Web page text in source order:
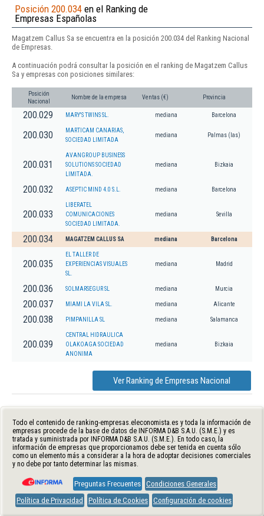
Posición 200.034 en el Ranking de
Empresas Españolas
Magatzem Callus Sa se encuentra en la posición 200.034 del Ranking Nacional
de Empresas.
A continuación podrá consultar la posición en el ranking de Magatzem Callus
Sa y empresas con posiciones similares:
Posición
Nacional
Nombre de la empresa Ventas (€) Provincia
200.029 MARY'S TWINS SL. mediana Barcelona
200.030
MARTICAM CANARIAS,
SOCIEDAD LIMITADA
mediana Palmas (las)
200.031
AVANGROUP BUSINESS
SOLUTIONS SOCIEDAD
LIMITADA.
mediana Bizkaia
200.032 ASEPTIC MIND 4.0 S.L. mediana Barcelona
200.033
LIBERATEL
COMUNICACIONES
SOCIEDAD LIMITADA.
mediana Sevilla
200.034 MAGATZEM CALLUS SA mediana Barcelona
200.035
EL TALLER DE
EXPERIENCIAS VISUALES
SL.
mediana Madrid
200.036 SOLMARSEGUR SL mediana Murcia
200.037 MIAMI LA VILA SL. mediana Alicante
200.038 PIMPANILLA SL mediana Salamanca
200.039
CENTRAL HIDRAULICA
OLAKOAGA SOCIEDAD
ANONIMA
mediana Bizkaia
Ver Ranking de Empresas Nacional
Todo el contenido de ranking-empresas.eleconomista.es y toda la información de
empresas procede de la base de datos de INFORMA D&B S.A.U. (S.M.E.) y es
tratada y suministrada por INFORMA D&B S.A.U. (S.M.E.). En todo caso, la
información de empresas que proporcionamos debe ser tenida en cuenta sólo
como un elemento más a considerar a la hora de adoptar decisiones comerciales
y no debe por tanto determinar las mismas.
Preguntas Frecuentes Condiciones Generales
Política de Privacidad
Política de Cookies Configuración de cookies